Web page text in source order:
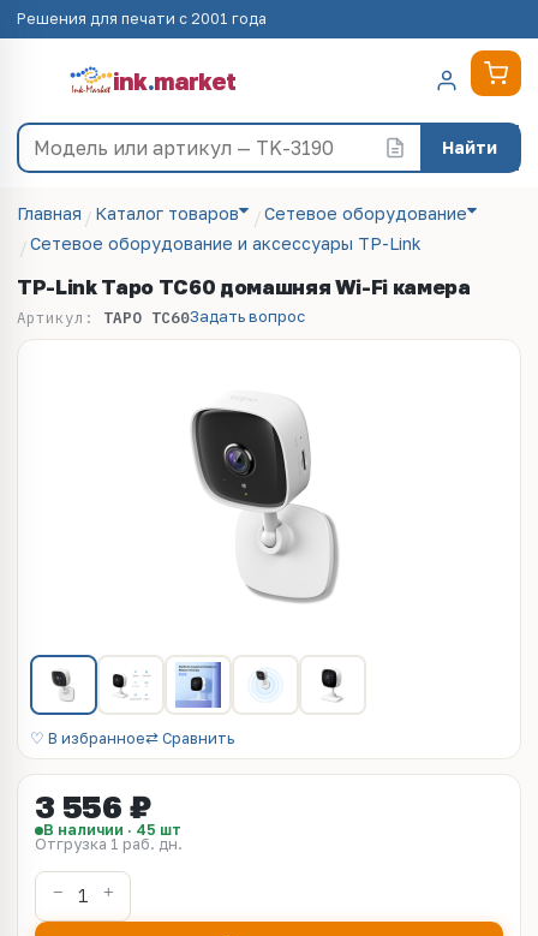
Решения для печати с 2001 года
ink.market
Найти
Главная Каталог товаров
Сетевое оборудование
Сетевое оборудование и аксессуары TP-Link
TP-Link Tapo TC60 домашняя Wi-Fi камера
Артикул: TAPO TC60Задать вопрос
♡ В избранное⇄ Сравнить
3 556 ₽
В наличии · 45 шт
Отгрузка 1 раб. дн.